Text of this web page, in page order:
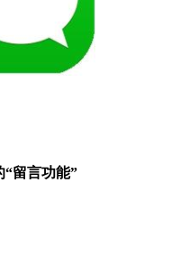
“留言功能”